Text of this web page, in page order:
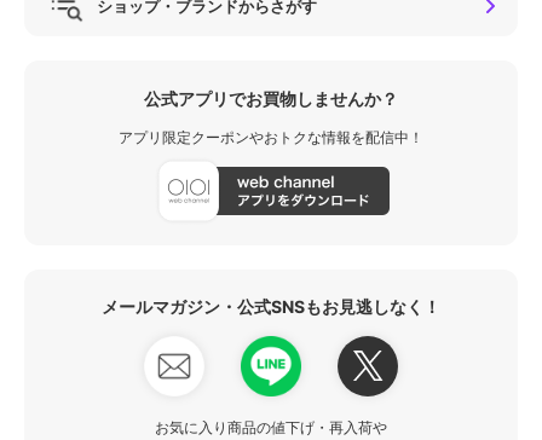
ショップ・ブランドからさがす
公式アプリでお買物しませんか？
アプリ限定クーポンやおトクな情報を配信中！
メールマガジン・公式SNSもお見逃しなく！
お気に入り商品の値下げ・再入荷や